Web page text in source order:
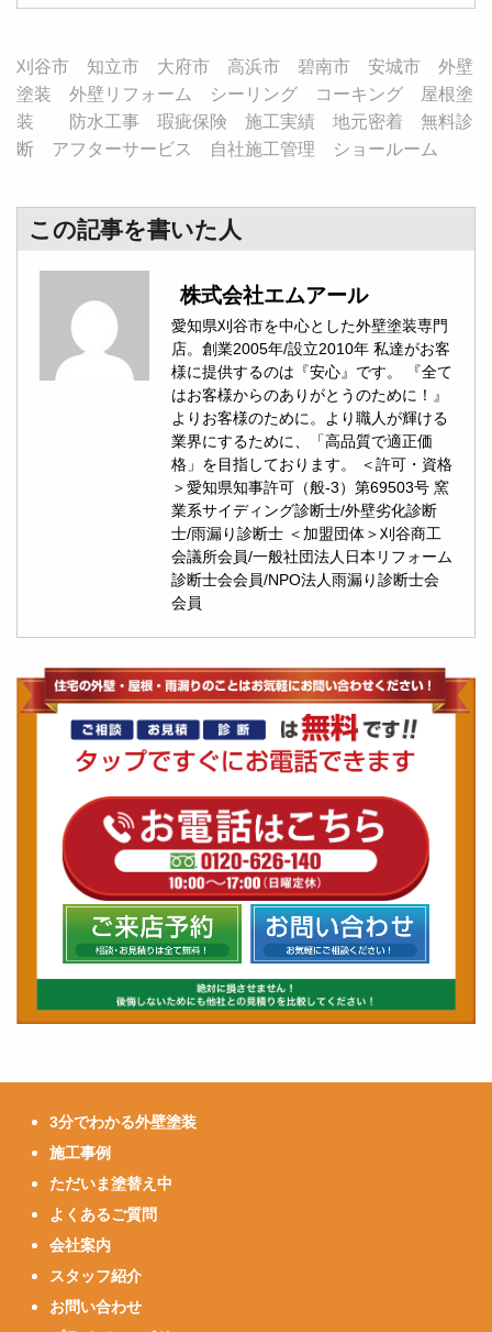
刈谷市 知立市 大府市 高浜市 碧南市 安城市 外壁
塗装 外壁リフォーム シーリング コーキング 屋根塗
装 防水工事 瑕疵保険 施工実績 地元密着 無料診
断 アフターサービス 自社施工管理 ショールーム
この記事を書いた人
株式会社エムアール
愛知県刈谷市を中心とした外壁塗装専門
店。創業2005年/設立2010年 私達がお客
様に提供するのは『安心』です。 『全て
はお客様からのありがとうのために！』
よりお客様のために。より職人が輝ける
業界にするために、「高品質で適正価
格」を目指しております。 ＜許可・資格
＞愛知県知事許可（般-3）第69503号 窯
業系サイディング診断士/外壁劣化診断
士/雨漏り診断士 ＜加盟団体＞刈谷商工
会議所会員/一般社団法人日本リフォーム
診断士会会員/NPO法人雨漏り診断士会
会員
3分でわかる外壁塗装
施工事例
ただいま塗替え中
よくあるご質問
会社案内
スタッフ紹介
お問い合わせ